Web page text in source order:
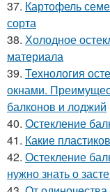
37. Картофель
сорта
38. Холодное
материала
39. Технология
окнами.
балконов и лоджий
40. Остекление
41. Какие
42. Остекление
нужно знать о